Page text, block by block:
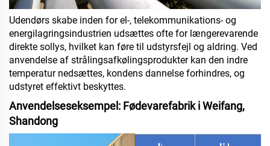
Udendørs skabe inden for el-, telekommunikations- og
energilagringsindustrien udsættes ofte for længerevarende
direkte sollys, hvilket kan føre til udstyrsfejl og aldring. Ved
anvendelse af strålingsafkølingsprodukter kan den indre
temperatur nedsættes, kondens dannelse forhindres, og
udstyret effektivt beskyttes.
Anvendelseseksempel: Fødevarefabrik i Weifang,
Shandong